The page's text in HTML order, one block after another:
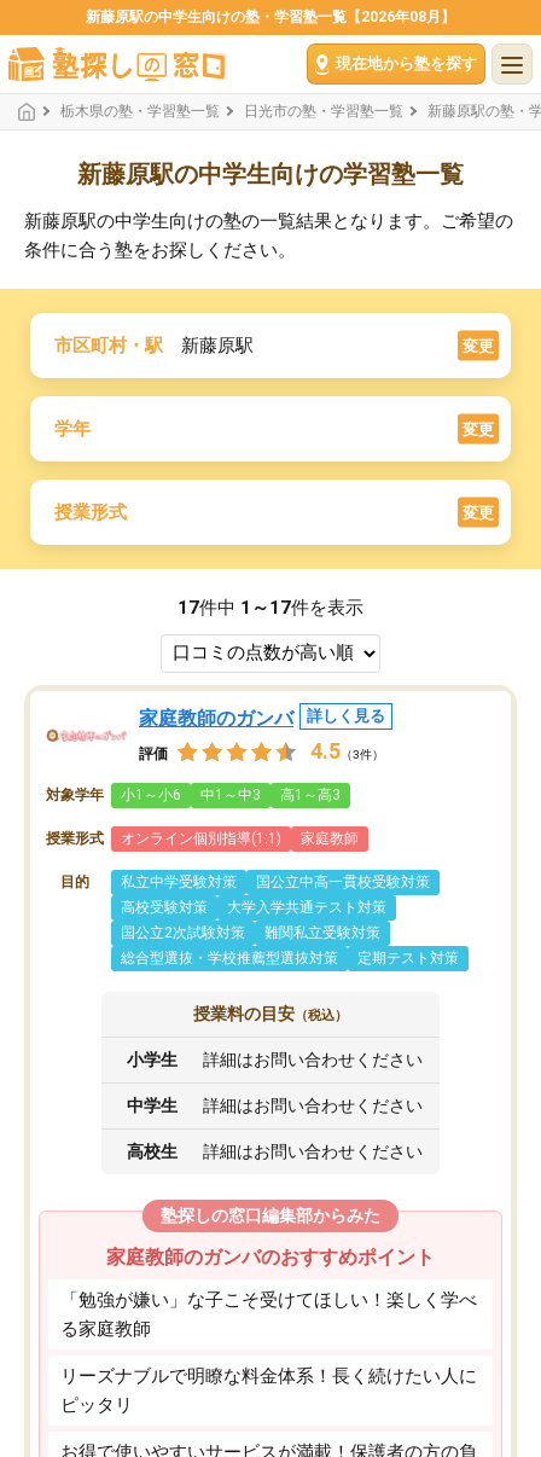
新藤原駅の中学生向けの塾・学習塾一覧【2026年08月】
現在地から塾を探す
栃木県の塾・学習塾一覧 日光市の塾・学習塾一覧 新藤原駅の塾・
新藤原駅の中学生向けの学習塾一覧
新藤原駅の中学生向けの塾の一覧結果となります。ご希望の
条件に合う塾をお探しください。
市区町村・駅 新藤原駅 変更
学年 変更
授業形式 変更
17件中 1～17件を表示
家庭教師のガンバ 詳しく見る
評価 4.5 （3件）
対象学年 小1～小6 中1～中3 高1～高3
授業形式 オンライン個別指導(1:1) 家庭教師
目的 私立中学受験対策
国公立中高一貫校受験対策
高校受験対策
大学入学共通テスト対策
国公立2次試験対策
難関私立受験対策
総合型選抜・学校推薦型選抜対策
定期テスト対策
授業料の目安 （税込）
小学生 詳細はお問い合わせください
中学生 詳細はお問い合わせください
高校生 詳細はお問い合わせください
塾探しの窓口編集部からみた
家庭教師のガンバのおすすめポイント
「勉強が嫌い」な子こそ受けてほしい！楽しく学べ
る家庭教師
リーズナブルで明瞭な料金体系！長く続けたい人に
ピッタリ
お得で使いやすいサービスが満載！保護者の方の負